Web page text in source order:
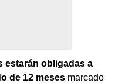
estarán obligadas a
de 12 meses marcado